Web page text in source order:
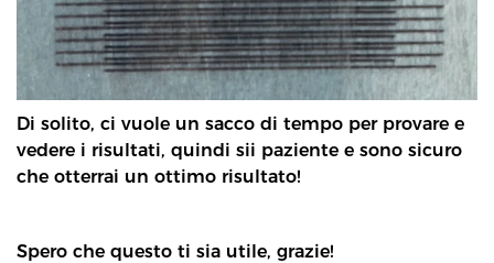
Di solito, ci vuole un sacco di tempo per provare e
vedere i risultati, quindi sii paziente e sono sicuro
che otterrai un ottimo risultato!
Spero che questo ti sia utile, grazie!